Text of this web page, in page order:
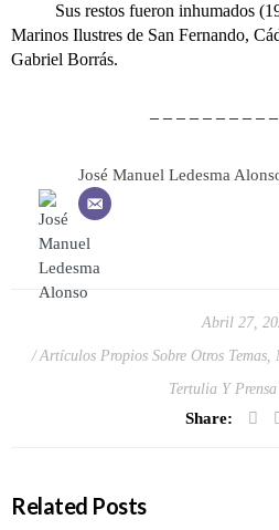
Sus restos fueron inhumados
Marinos Ilustres de San Fernando,
Gabriel Borrás.
– – – – – – – – –
José Manuel Ledesma
Abril 27,
Artículos Propios Sobre Otros Temas
Tertulia Y
Share:
Related Posts